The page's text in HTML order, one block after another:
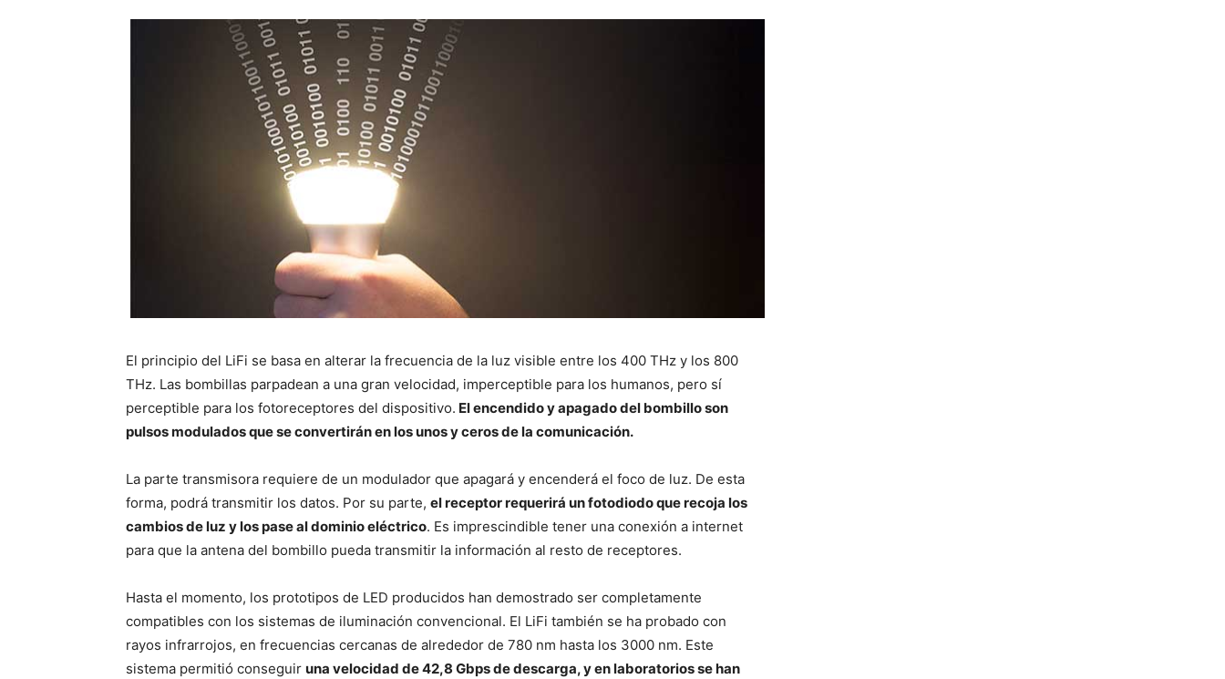
El principio del LiFi se basa en alterar la frecuencia de la luz visible entre los 400 THz y los 800
THz. Las bombillas parpadean a una gran velocidad, imperceptible para los humanos, pero sí
perceptible para los fotoreceptores del dispositivo. El encendido y apagado del bombillo son
pulsos modulados que se convertirán en los unos y ceros de la comunicación.
La parte transmisora requiere de un modulador que apagará y encenderá el foco de luz. De esta
forma, podrá transmitir los datos. Por su parte, el receptor requerirá un fotodiodo que recoja los
cambios de luz y los pase al dominio eléctrico. Es imprescindible tener una conexión a internet
para que la antena del bombillo pueda transmitir la información al resto de receptores.
Hasta el momento, los prototipos de LED producidos han demostrado ser completamente
compatibles con los sistemas de iluminación convencional. El LiFi también se ha probado con
rayos infrarrojos, en frecuencias cercanas de alrededor de 780 nm hasta los 3000 nm. Este
sistema permitió conseguir una velocidad de 42,8 Gbps de descarga, y en laboratorios se han